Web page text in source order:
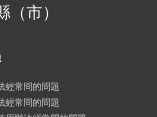
（市）
經常問的問題
經常問的問題